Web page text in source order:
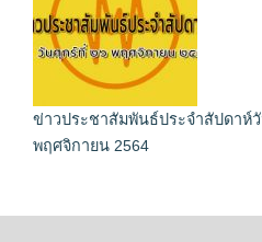
ข่าวประชาสัมพันธ์ประจำสัปดาห์
พฤศจิกายน 2564